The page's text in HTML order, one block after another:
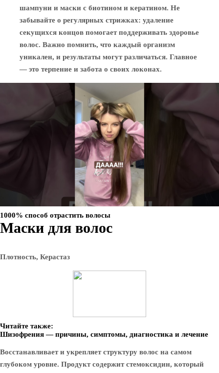
шампуни и маски с биотином и кератином. Не
забывайте о регулярных стрижках: удаление
секущихся концов помогает поддерживать здоровье
волос. Важно помнить, что каждый организм
уникален, и результаты могут различаться. Главное
— это терпение и забота о своих локонах.
1000% способ отрастить волосы
Маски для волос
Плотность, Керастаз
Читайте также:
Шизофрения — причины, симптомы, диагностика и лечение
Восстанавливает и укрепляет структуру волос на самом
глубоком уровне. Продукт содержит стемоксидин, который